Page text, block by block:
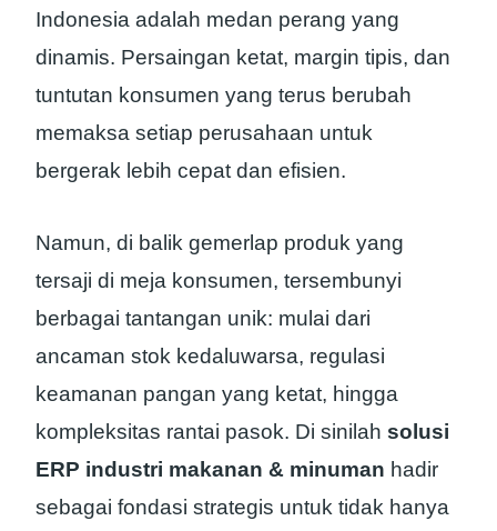
Indonesia adalah medan perang yang
dinamis. Persaingan ketat, margin tipis, dan
tuntutan konsumen yang terus berubah
memaksa setiap perusahaan untuk
bergerak lebih cepat dan efisien.
Namun, di balik gemerlap produk yang
tersaji di meja konsumen, tersembunyi
berbagai tantangan unik: mulai dari
ancaman stok kedaluwarsa, regulasi
keamanan pangan yang ketat, hingga
kompleksitas rantai pasok. Di sinilah solusi
ERP industri makanan & minuman hadir
sebagai fondasi strategis untuk tidak hanya